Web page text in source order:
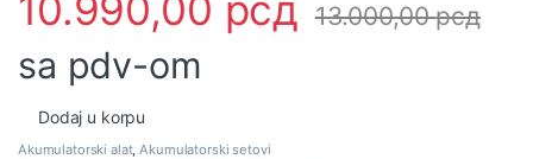
13.000,00рсд
sa pdv-om
Dodaj u korpu
Akumulatorski alat, Akumulatorski setovi